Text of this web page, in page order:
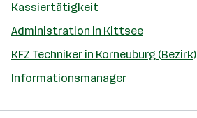
Kassiertätigkeit
Administration in Kittsee
KFZ Techniker in Korneuburg (Bezirk)
Informationsmanager